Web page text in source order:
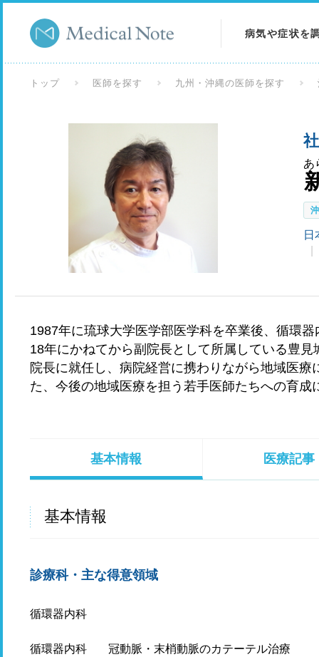
病気や症状を
検査を調べる
トップ 医師を探す 九州・沖縄の医師を探す
あ
日
1987年に琉球大学医学部医学科を卒業後、循環
18年にかねてから副院長として所属している豊
院長に就任し、病院経営に携わりながら地域医
た、今後の地域医療を担う若手医師たちへの育成
基本情報 医療記事
基本情報
診療科・主な得意領域
循環器内科
循環器内科 冠動脈・末梢動脈のカテーテル治療